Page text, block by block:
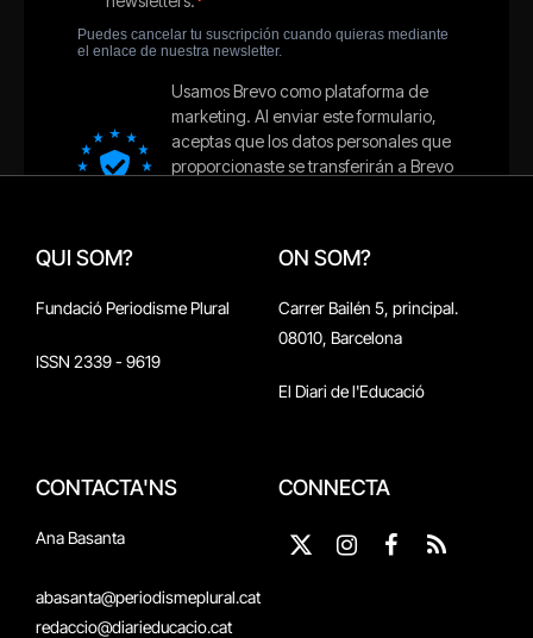
QUI SOM?
Fundació Periodisme Plural
ISSN 2339 - 9619
ON SOM?
Carrer Bailén 5, principal.
08010, Barcelona
El Diari de l'Educació
CONTACTA'NS
Ana Basanta
abasanta@periodismeplural.cat
redaccio@diarieducacio.cat
CONNECTA
X
Instagram
Facebook
RSS